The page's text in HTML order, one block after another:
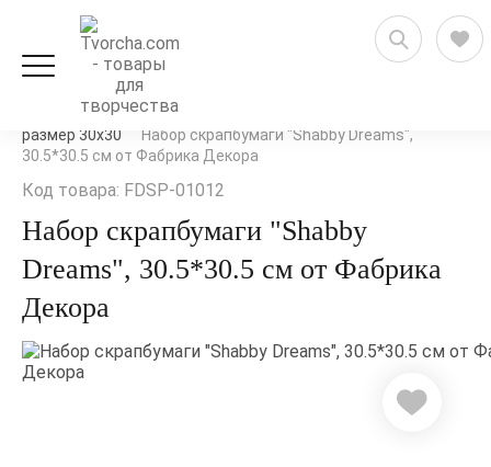
Скрапбукинг Бумага для скрапбукинга
размер 30х30
Набор скрапбумаги "Shabby Dreams",
30.5*30.5 см от Фабрика Декора
Код товара: FDSP-01012
Набор скрапбумаги "Shabby
Dreams", 30.5*30.5 см от Фабрика
Декора